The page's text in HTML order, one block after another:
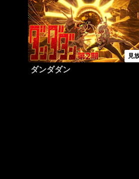
見
ダンダダン